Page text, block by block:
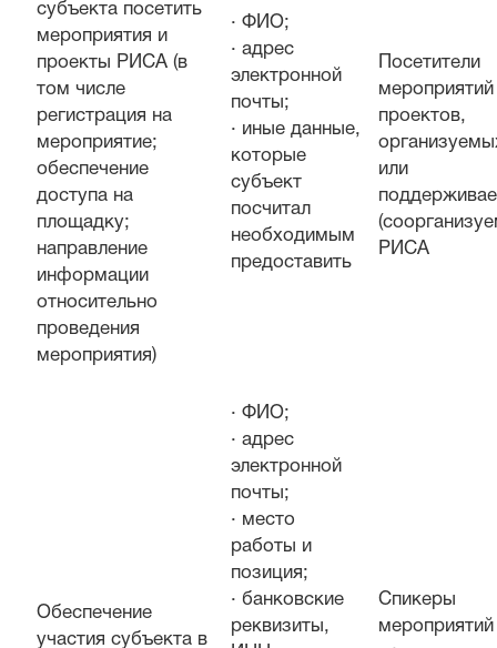
субъекта посетить
мероприятия и
проекты РИСА (в
том числе
регистрация на
мероприятие;
обеспечение
доступа на
площадку;
направление
информации
относительно
проведения
мероприятия)
· ФИО;
· адрес
электронной
почты;
· иные данные,
которые
субъект
посчитал
необходимым
предоставить
Посетители
мероприятий
проектов,
или
РИСА
Обеспечение
участия субъекта в
· ФИО;
· адрес
электронной
почты;
· место
работы и
позиция;
· банковские
реквизиты,
Спикеры
мероприятий